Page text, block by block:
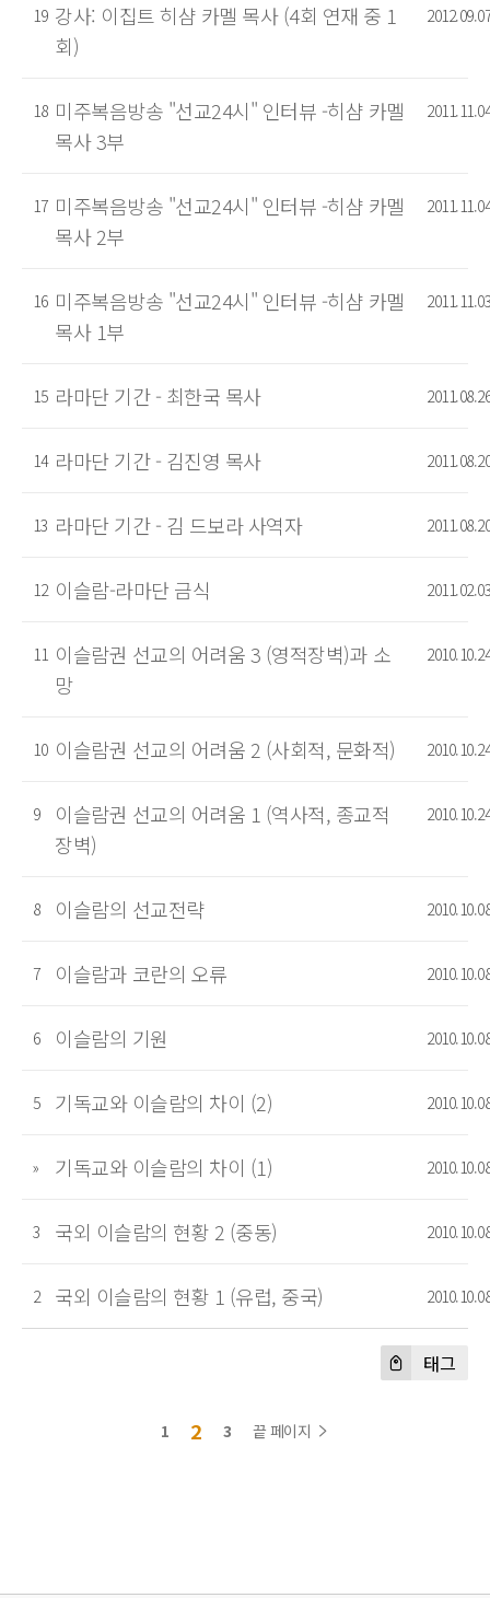
19 강사: 이집트 히샴 카멜 목사 (4회 연재 중 1
회)
2012.09.07
18 미주복음방송 "선교24시" 인터뷰 -히샴 카멜
목사 3부
2011.11.04
17 미주복음방송 "선교24시" 인터뷰 -히샴 카멜
목사 2부
2011.11.04
16 미주복음방송 "선교24시" 인터뷰 -히샴 카멜
목사 1부
2011.11.03
15 라마단 기간 - 최한국 목사 2011.08.26
14 라마단 기간 - 김진영 목사 2011.08.20
13 라마단 기간 - 김 드보라 사역자 2011.08.20
12 이슬람-라마단 금식 2011.02.03
11 이슬람권 선교의 어려움 3 (영적장벽)과 소
망
2010.10.24
10 이슬람권 선교의 어려움 2 (사회적, 문화적) 2010.10.24
9
이슬람권 선교의 어려움 1 (역사적, 종교적
장벽)
2010.10.24
8 이슬람의 선교전략 2010.10.08
7 이슬람과 코란의 오류 2010.10.08
6 이슬람의 기원 2010.10.08
5 기독교와 이슬람의 차이 (2) 2010.10.08
» 기독교와 이슬람의 차이 (1) 2010.10.08
3 국외 이슬람의 현황 2 (중동) 2010.10.08
2 국외 이슬람의 현황 1 (유럽, 중국) 2010.10.08
태그
1 2 3 끝 페이지